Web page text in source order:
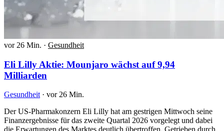
vor 26 Min. · Gesundheit
Eli Lilly Aktie: Mounjaro wächst auf 9,94
Milliarden
Gesundheit · vor 26 Min.
Der US-Pharmakonzern Eli Lilly hat am gestrigen Mittwoch seine
Finanzergebnisse für das zweite Quartal 2026 vorgelegt und dabei